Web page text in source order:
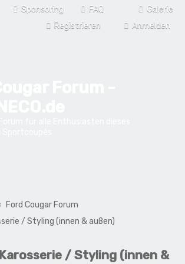
Galerie
Sponsoring
FAQ
Anmelden
Registrieren
Ford Cougar Forum
/ Styling (innen & außen)
/ Styling (innen &